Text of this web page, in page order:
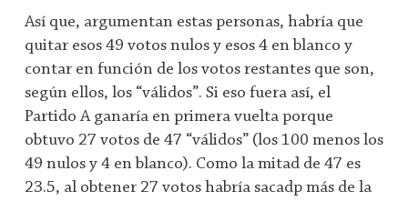
Así que, argumentan estas personas, habría que
quitar esos 49 votos nulos y esos 4 en blanco y
contar en función de los votos restantes que son,
según ellos, los “válidos”. Si eso fuera así, el
Partido A ganaría en primera vuelta porque
obtuvo 27 votos de 47 “válidos” (los 100 menos los
49 nulos y 4 en blanco). Como la mitad de 47 es
23.5, al obtener 27 votos habría sacadp más de la